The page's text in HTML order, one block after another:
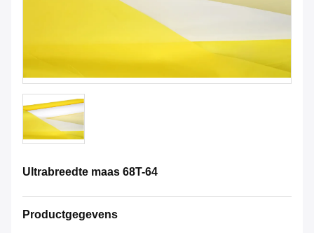
Ultrabreedte maas 68T-64
Productgegevens